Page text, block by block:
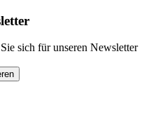
sich für unseren Newsletter